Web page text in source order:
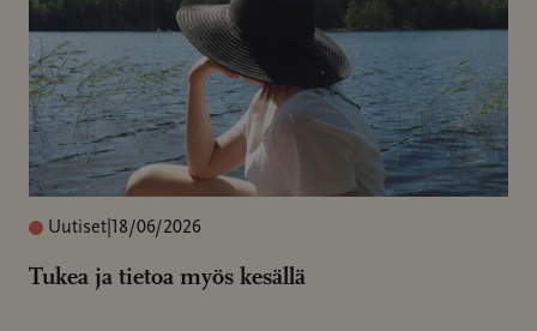
Uutiset 18/06/2026
Tukea ja tietoa myös kesällä